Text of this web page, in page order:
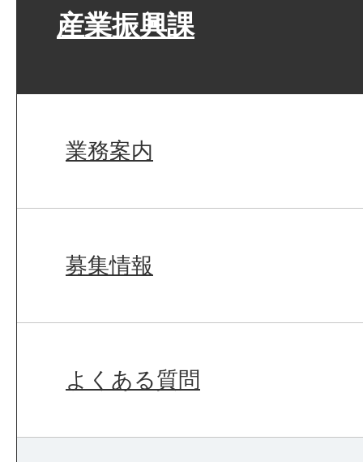
産業振興課
業務案内
募集情報
よくある質問